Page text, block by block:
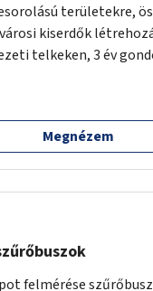
területekre,
kiserdők
telkeken, 3 év
Megnézem
felmérése